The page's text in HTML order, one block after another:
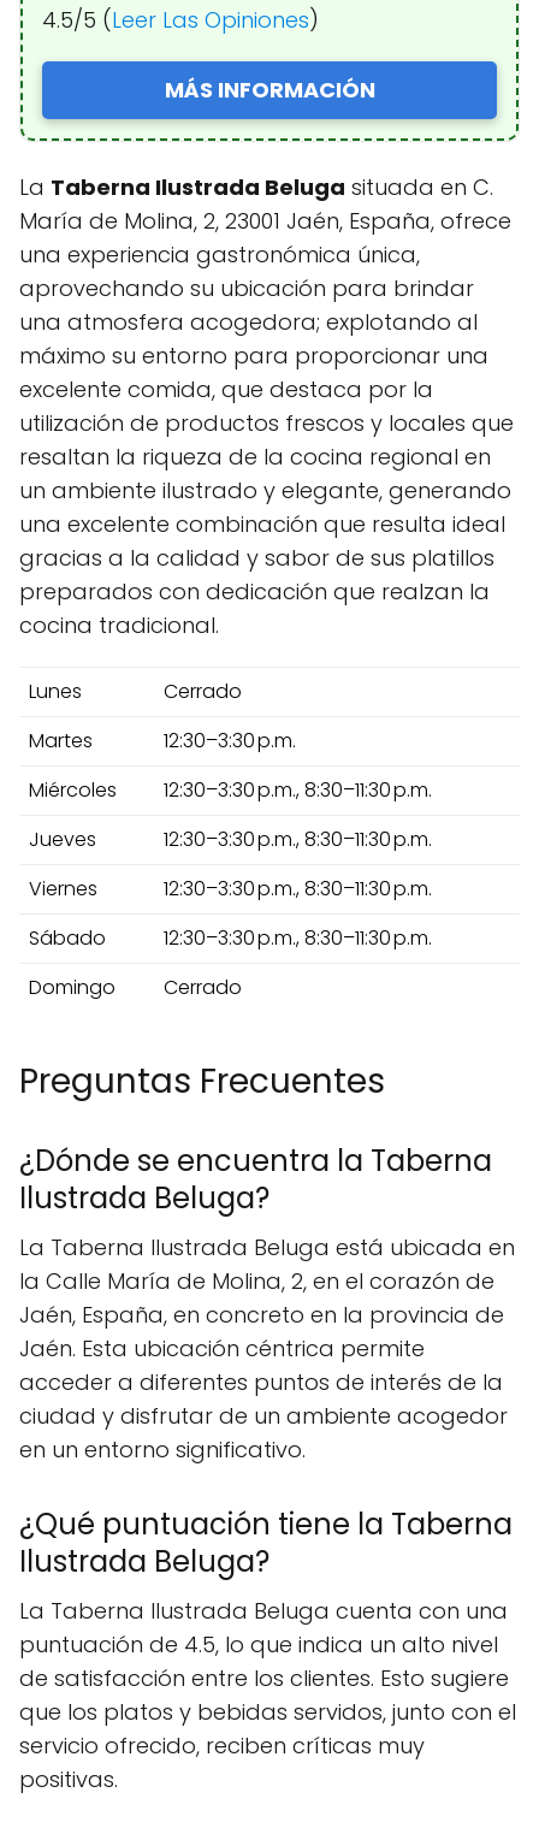
4.5/5 (Leer Las Opiniones)
MÁS INFORMACIÓN
La Taberna Ilustrada Beluga situada en C.
María de Molina, 2, 23001 Jaén, España, ofrece
una experiencia gastronómica única,
aprovechando su ubicación para brindar
una atmosfera acogedora; explotando al
máximo su entorno para proporcionar una
excelente comida, que destaca por la
utilización de productos frescos y locales que
resaltan la riqueza de la cocina regional en
un ambiente ilustrado y elegante, generando
una excelente combinación que resulta ideal
gracias a la calidad y sabor de sus platillos
preparados con dedicación que realzan la
cocina tradicional.
Lunes
Cerrado
Martes
12:30–3:30 p.m.
Miércoles
12:30–3:30 p.m., 8:30–11:30 p.m.
Jueves
12:30–3:30 p.m., 8:30–11:30 p.m.
Viernes
12:30–3:30 p.m., 8:30–11:30 p.m.
Sábado
12:30–3:30 p.m., 8:30–11:30 p.m.
Domingo
Cerrado
Preguntas Frecuentes
¿Dónde se encuentra la Taberna
Ilustrada Beluga?
La Taberna Ilustrada Beluga está ubicada en
la Calle María de Molina, 2, en el corazón de
Jaén, España, en concreto en la provincia de
Jaén. Esta ubicación céntrica permite
acceder a diferentes puntos de interés de la
ciudad y disfrutar de un ambiente acogedor
en un entorno significativo.
¿Qué puntuación tiene la Taberna
Ilustrada Beluga?
La Taberna Ilustrada Beluga cuenta con una
puntuación de 4.5, lo que indica un alto nivel
de satisfacción entre los clientes. Esto sugiere
que los platos y bebidas servidos, junto con el
servicio ofrecido, reciben críticas muy
positivas.